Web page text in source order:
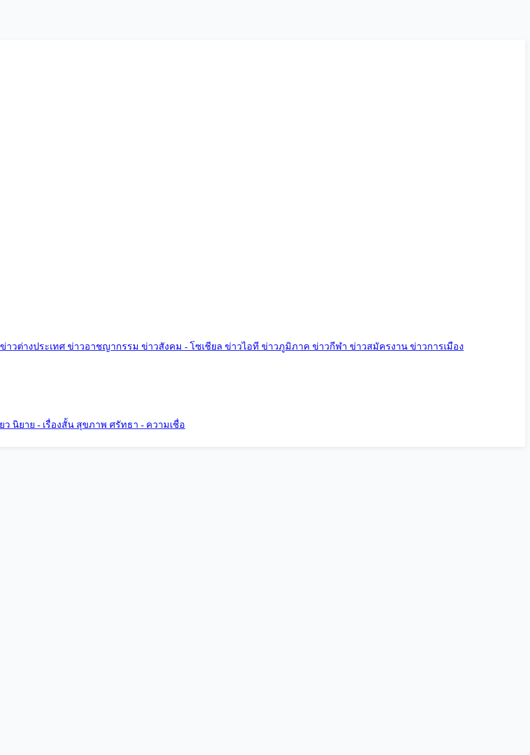
ข่าวต่างประเทศ ข่าวอาชญากรรม ข่าวสังคม - โซเชียล ข่าวไอที ข่าวภูมิภาค ข่าวกีฬา ข่าวสมัครงาน ข่าวการเมือง
ว นิยาย - เรื่องสั้น สุขภาพ ศรัทธา - ความเชื่อ